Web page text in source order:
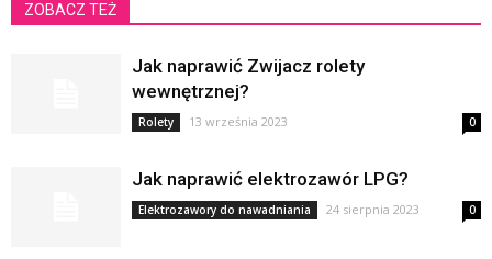
ZOBACZ TEŻ
Jak naprawić Zwijacz rolety
wewnętrznej?
Rolety 13 września 2023 0
Jak naprawić elektrozawór LPG?
Elektrozawory do nawadniania 24 sierpnia 2023 0